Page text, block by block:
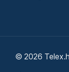
© 2026